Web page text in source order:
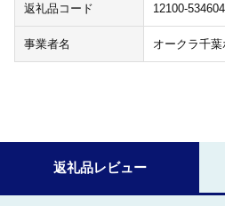
返礼品コード 12100-
事業者名 オークラ千
返礼品レビュー